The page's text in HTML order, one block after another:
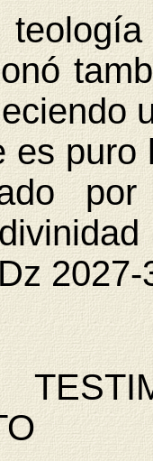
es
2027-